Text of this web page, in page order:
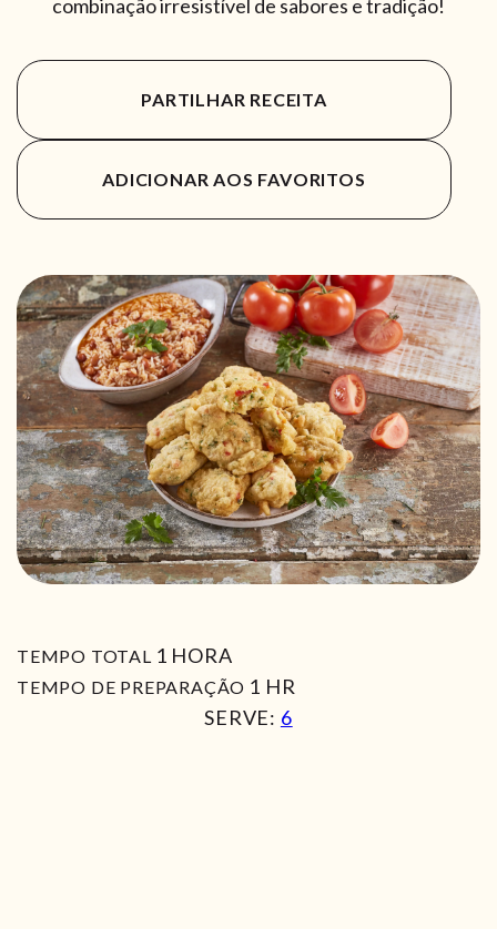
combinação irresistível de sabores e tradição!
PARTILHAR RECEITA
ADICIONAR AOS FAVORITOS
TEMPO TOTAL 1 HORA
HORA
TEMPO DE PREPARAÇÃO 1 HORA
HR
SERVE: 6